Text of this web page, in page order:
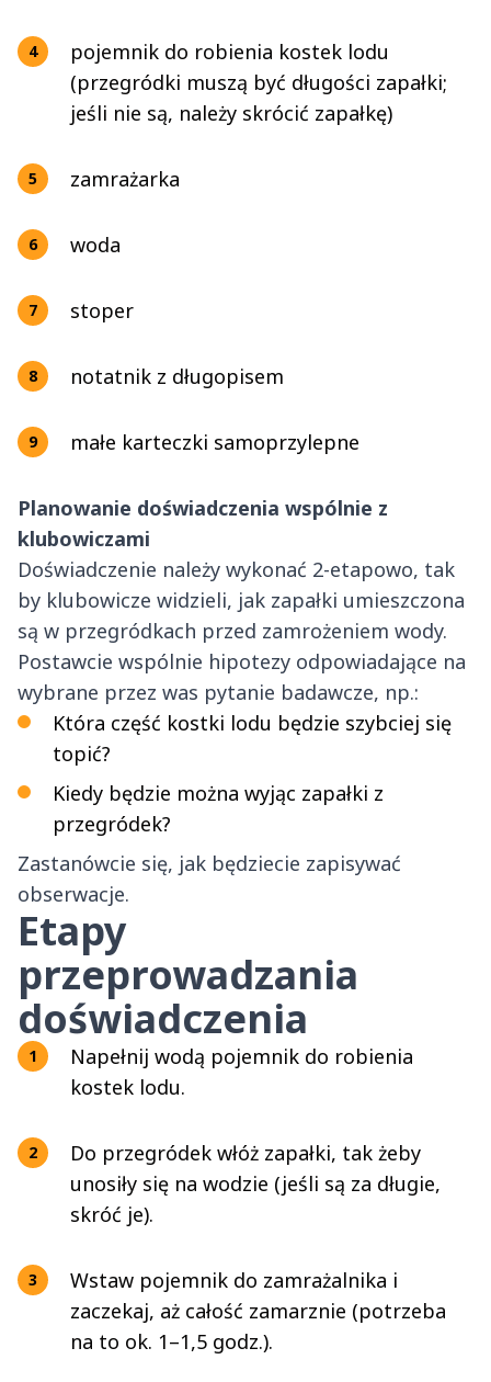
pojemnik do robienia kostek lodu
(przegródki muszą być długości zapałki;
jeśli nie są, należy skrócić zapałkę)
zamrażarka
woda
stoper
notatnik z długopisem
małe karteczki samoprzylepne
Planowanie doświadczenia wspólnie z
klubowiczami
Doświadczenie należy wykonać 2-etapowo, tak
by klubowicze widzieli, jak zapałki umieszczona
są w przegródkach przed zamrożeniem wody.
Postawcie wspólnie hipotezy odpowiadające na
wybrane przez was pytanie badawcze, np.:
Która część kostki lodu będzie szybciej się
topić?
Kiedy będzie można wyjąc zapałki z
przegródek?
Zastanówcie się, jak będziecie zapisywać
obserwacje.
Etapy
przeprowadzania
doświadczenia
Napełnij wodą pojemnik do robienia
kostek lodu.
Do przegródek włóż zapałki, tak żeby
unosiły się na wodzie (jeśli są za długie,
skróć je).
Wstaw pojemnik do zamrażalnika i
zaczekaj, aż całość zamarznie (potrzeba
na to ok. 1–1,5 godz.).